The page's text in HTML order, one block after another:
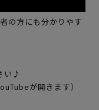
の方にも分かりやす
い♪
が開きます）